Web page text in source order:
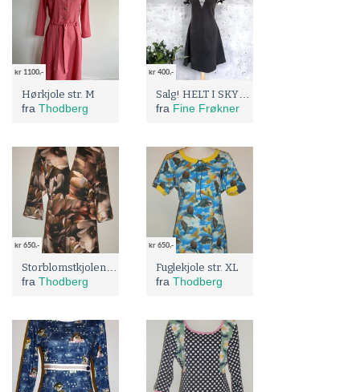
kr 1100,-
Hørkjole str. M
fra Thodberg
kr 400,-
fra Fine Frøkner
kr 650,-
fra Thodberg
kr 650,-
Fuglekjole str. XL
fra Thodberg